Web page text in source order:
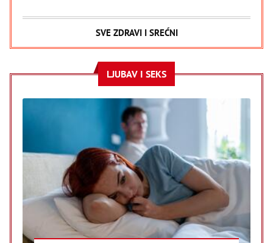
SVE ZDRAVI I SREĆNI
LJUBAV I SEKS